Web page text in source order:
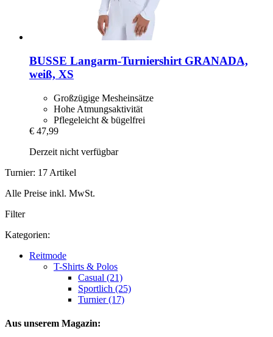
BUSSE Langarm-​Turniershirt GRANADA,
weiß, XS
Großzügige Mesheinsätze
Hohe Atmungsaktivität
Pflegeleicht & bügelfrei
€ 47,99
Derzeit nicht verfügbar
Turnier: 17 Artikel
Alle Preise inkl. MwSt.
Filter
Kategorien:
Reitmode
T-Shirts & Polos
Casual (21)
Sportlich (25)
Turnier (17)
Aus unserem Magazin: